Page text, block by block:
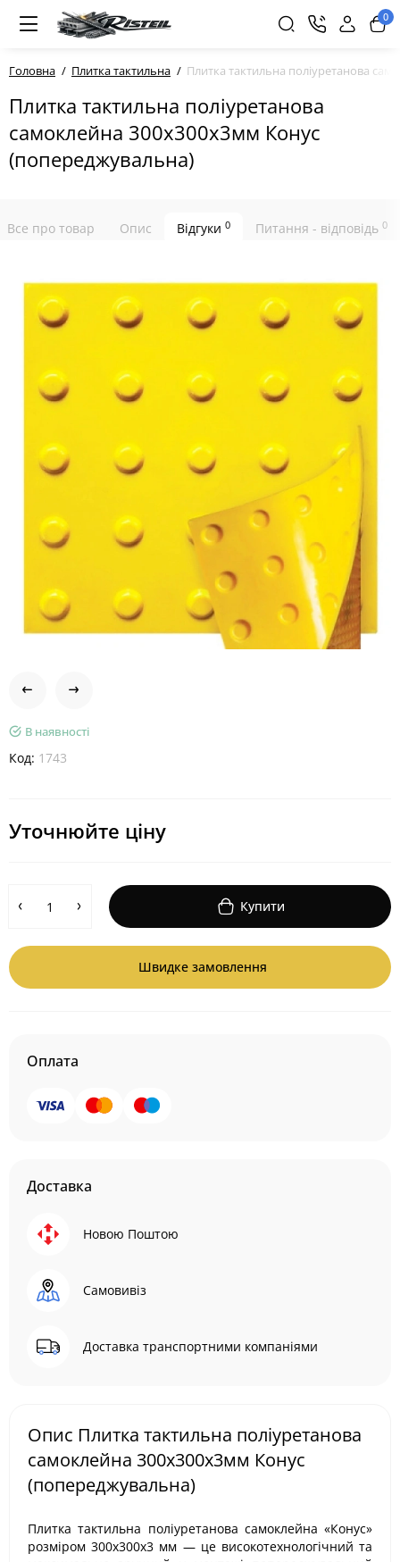
0
Головна Плитка тактильна Плитка тактильна поліуретанова
Плитка тактильна поліуретанова
самоклейна 300х300х3мм Конус
(попереджувальна)
Все про товар Опис Відгуки 0 Питання - відповідь 0
В наявності
Код: 1743
Уточнюйте ціну
Купити
Швидке замовлення
Оплата
Доставка
Новою Поштою
Самовивіз
Доставка транспортними компаніями
Опис Плитка тактильна поліуретанова
самоклейна 300х300х3мм Конус
(попереджувальна)
Плитка тактильна поліуретанова самоклейна «Конус»
розміром 300х300х3 мм — це високотехнологічний та